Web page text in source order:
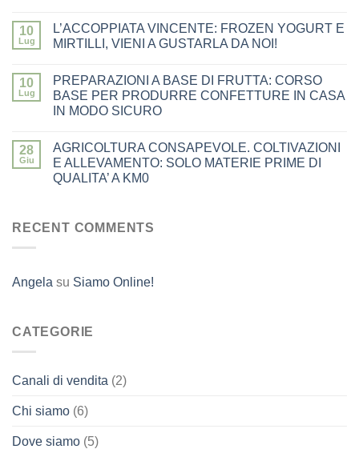
10
Lug
L’ACCOPPIATA VINCENTE: FROZEN YOGURT E
MIRTILLI, VIENI A GUSTARLA DA NOI!
10
Lug
PREPARAZIONI A BASE DI FRUTTA: CORSO
BASE PER PRODURRE CONFETTURE IN CASA
IN MODO SICURO
28
Giu
AGRICOLTURA CONSAPEVOLE. COLTIVAZIONI
E ALLEVAMENTO: SOLO MATERIE PRIME DI
QUALITA’ A KM0
RECENT COMMENTS
Angela su Siamo Online!
CATEGORIE
Canali di vendita (2)
Chi siamo (6)
Dove siamo (5)